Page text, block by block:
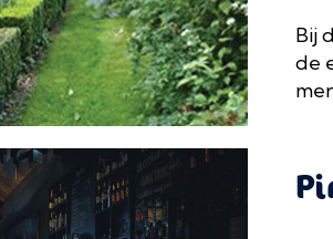
Bij
de